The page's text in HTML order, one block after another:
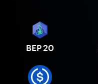
BEP 20